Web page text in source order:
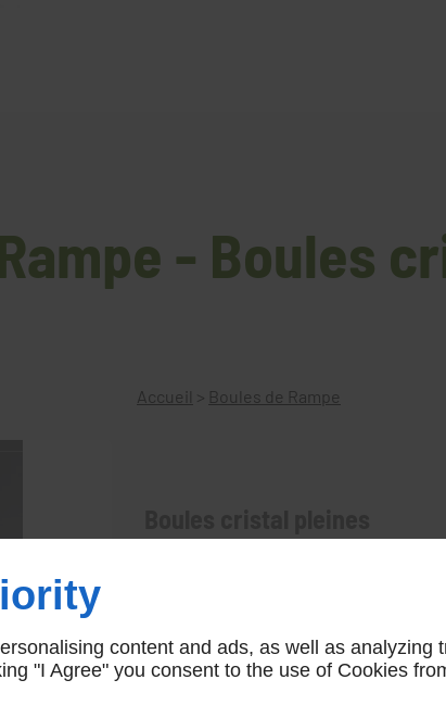
- Boules
Accueil > Boules de Rampe
content and ads, as well as analyzing
"I Agree" you consent to the use of Cookies